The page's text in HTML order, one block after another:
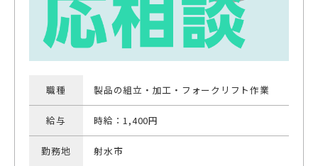
職種 製品の組立・加工・フォークリフト作業
給与 時給：1,400円
勤務地 射水市